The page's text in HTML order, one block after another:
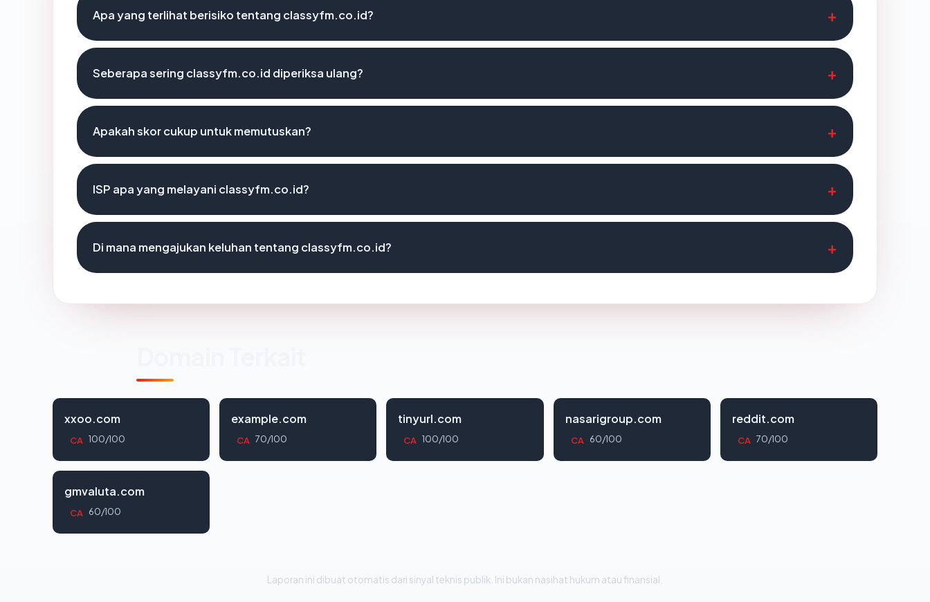
Apa yang terlihat berisiko tentang classyfm.co.id?
Seberapa sering classyfm.co.id diperiksa ulang?
Apakah skor cukup untuk memutuskan?
ISP apa yang melayani classyfm.co.id?
Di mana mengajukan keluhan tentang classyfm.co.id?
xxoo.com
CA 100/100
example.com
CA 70/100
tinyurl.com
CA 100/100
nasarigroup.com
CA 60/100
reddit.com
CA 70/100
gmvaluta.com
CA 60/100
Laporan ini dibuat otomatis dari sinyal teknis publik. Ini bukan nasihat hukum atau finansial.